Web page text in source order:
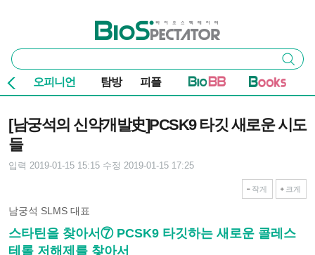
바이오스펙테이터
통
합
검
색
검색
오피니언 탐방 피플
[남궁석의 신약개발史]PCSK9 타깃 새로운 시도
들
입력 2019-01-15 15:15 수정 2019-01-15 17:25
작게 크게
남궁석 SLMS 대표
스타틴을 찾아서⑦ PCSK9 타깃하는 새로운 콜레스
테롤 저해제를 찾아서